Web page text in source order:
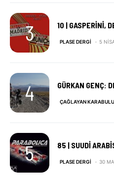
10 | GASPERINI,
PLASE DERGI 5
GÜRKAN GENÇ:
ÇAĞLAYAN
85 | SUUDI
PLASE DERGI 30